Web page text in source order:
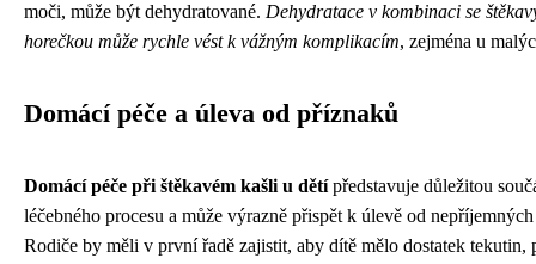
moči, může být dehydratované. Dehydratace v kombinaci se
horečkou může rychle vést k vážným komplikacím, zejména u
Domácí péče a úleva od příznaků
Domácí péče při štěkavém kašli u dětípředstavuje důležitou
léčebného procesu a může výrazně přispět k úlevě od
Rodiče by měli v první řadě zajistit, aby dítě mělo dostatek tekutin,